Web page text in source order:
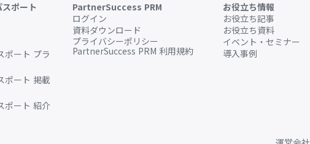
ポート
ポート プラ
ポート 掲載
ポート 紹介
PartnerSuccess PRM
ログイン
資料ダウンロード
プライバシーポリシー
PartnerSuccess PRM 利用規約
お役立ち情報
お役立ち記事
お役立ち資料
イベント・セミナー
導入事例